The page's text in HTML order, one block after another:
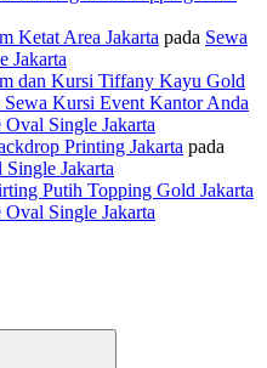
Ketat Area Jakarta pada Sewa
Jakarta
dan Kursi Tiffany Kayu Gold
Sewa Kursi Event Kantor Anda
Single Jakarta
Printing Jakarta pada
Jakarta
Putih Topping Gold Jakarta
Single Jakarta